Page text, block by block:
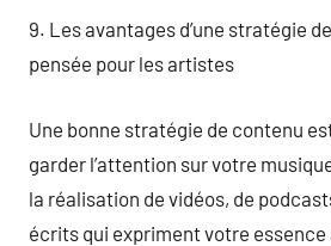
9. Les avantages d’une stratégie
pensée pour les artistes
Une bonne stratégie de contenu
garder l’attention sur votre
la réalisation de vidéos, de
écrits qui expriment votre